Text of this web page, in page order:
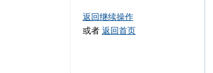
返回继续操作
或者 返回首页